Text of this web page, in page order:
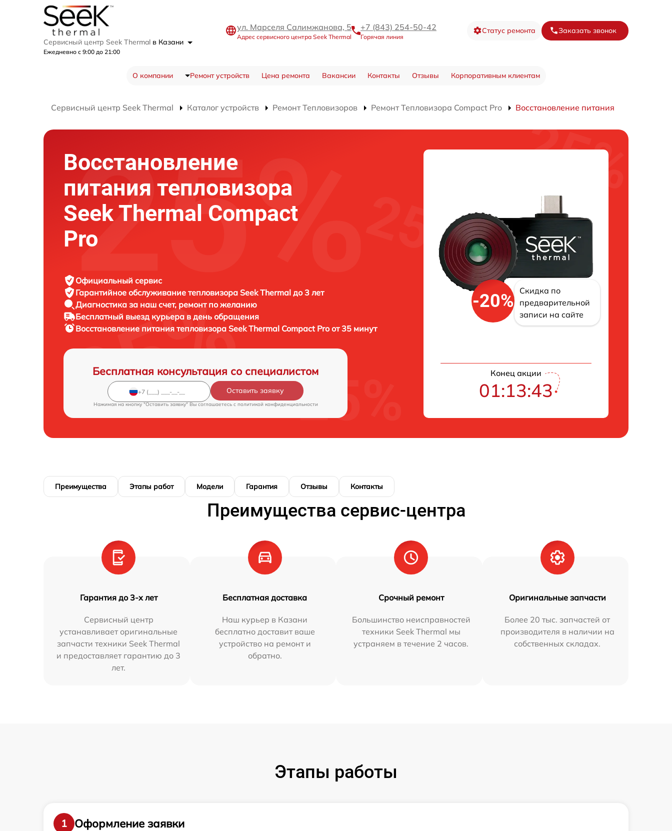
Сервисный центр Seek Thermal в Казани
Ежедневно с 9:00 до 21:00
ул. Марселя Салимжанова, 5
Адрес сервисного центра Seek Thermal
+7 (843) 254-50-42
Горячая линия
Статус ремонта Заказать звонок
О компании Ремонт устройств Цена ремонта Вакансии Контакты Отзывы Корпоративным клиентам
Сервисный центр Seek Thermal Каталог устройств Ремонт Тепловизоров Ремонт Тепловизора Compact Pro Восстановление питания
Восстановление
питания тепловизора
Seek Thermal Compact
Pro
Официальный сервис
Гарантийное обслуживание тепловизора Seek Thermal до 3 лет
Диагностика за наш счет, ремонт по желанию
Бесплатный выезд курьера в день обращения
Восстановление питания тепловизора Seek Thermal Compact Pro от 35 минут
Бесплатная консультация со специалистом
Оставить заявку
Нажимая на кнопку "Оставить заявку" Вы соглашаетесь c политикой конфиденциальности
-20%
Скидка по
предварительной
записи на сайте
Конец акции
01:13:42
Преимущества Этапы работ Модели Гарантия Отзывы Контакты
Преимущества сервис-центра
Гарантия до 3-х лет
Сервисный центр
устанавливает оригинальные
запчасти техники Seek Thermal
и предоставляет гарантию до 3
лет.
Бесплатная доставка
Наш курьер в Казани
бесплатно доставит ваше
устройство на ремонт и
обратно.
Срочный ремонт
Большинство неисправностей
техники Seek Thermal мы
устраняем в течение 2 часов.
Оригинальные запчасти
Более 20 тыс. запчастей от
производителя в наличии на
собственных складах.
Этапы работы
1
Оформление заявки